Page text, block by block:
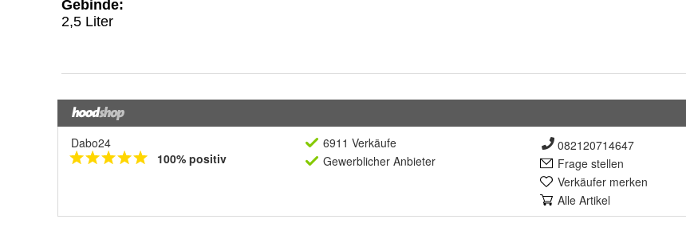
Dabo24
100% positiv
6911 Verkäufe
Gewerblicher Anbieter
082120714647
Frage stellen
Verkäufer merken
Alle Artikel